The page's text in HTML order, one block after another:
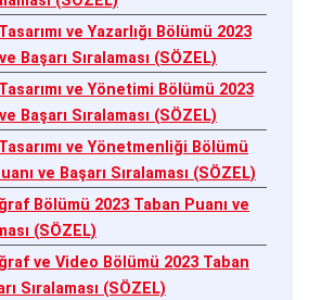
ve Yazarlığı Bölümü 2023
Başarı Sıralaması (SÖZEL)
ve Yönetimi Bölümü 2023
Başarı Sıralaması (SÖZEL)
ve Yönetmenliği Bölümü
ve Başarı Sıralaması (SÖZEL)
Bölümü 2023 Taban Puanı ve
(SÖZEL)
ve Video Bölümü 2023 Taban
Sıralaması (SÖZEL)